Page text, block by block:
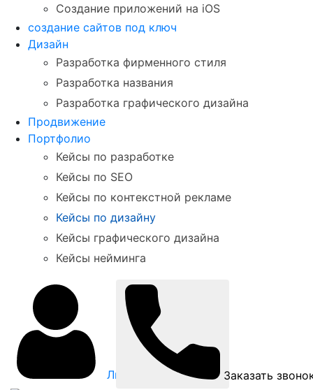
Создание приложений на iOS
создание сайтов под ключ
Дизайн
Разработка фирменного стиля
Разработка названия
Разработка графического дизайна
Продвижение
Портфолио
Кейсы по разработке
Кейсы по SEO
Кейсы по контекстной рекламе
Кейсы по дизайну
Кейсы графического дизайна
Кейсы нейминга
Личный кабинет Заказать